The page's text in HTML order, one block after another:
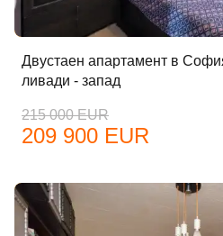
Двустаен апартамент в
ливади - запад
215 000 EUR
209 900 EUR